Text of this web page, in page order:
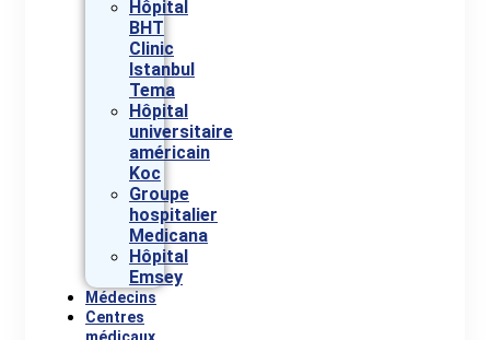
Hôpital
BHT
Clinic
Istanbul
Tema
Hôpital
universitaire
américain
Koc
Groupe
hospitalier
Medicana
Hôpital
Emsey
Médecins
Centres